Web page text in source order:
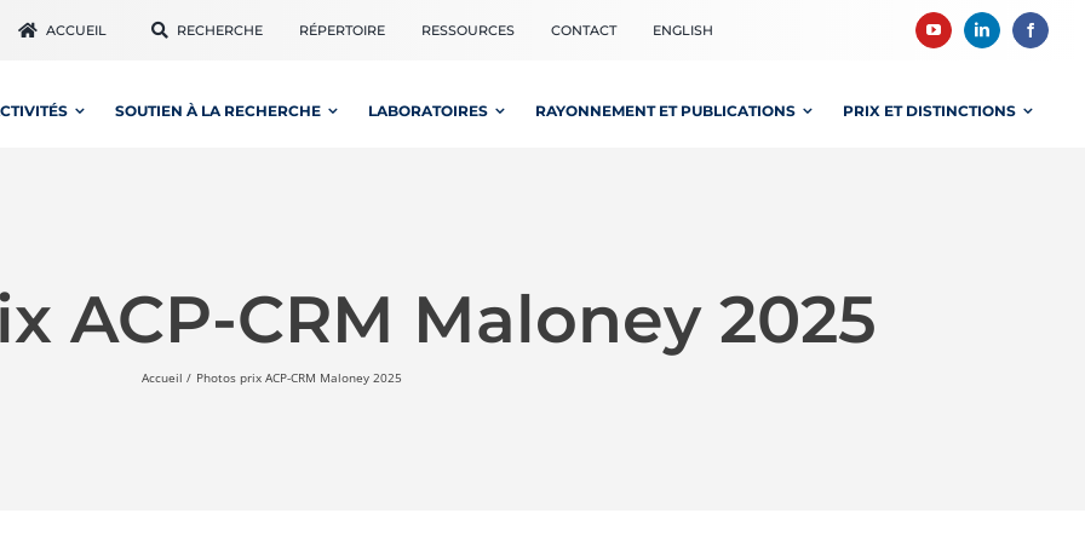
ACCUEIL RECHERCHE RÉPERTOIRE RESSOURCES CONTACT ENGLISH
SOUTIEN À LA RECHERCHE LABORATOIRES RAYONNEMENT ET PUBLICATIONS PRIX ET DISTINCTIONS
ACP-CRM Maloney 2025
Accueil Photos prix ACP-CRM Maloney 2025